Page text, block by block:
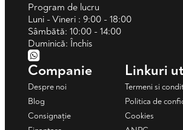
Program de lucru
Luni - Vineri : 9:00 - 18:00
Sâmbătă: 10:00 - 14:00
Duminică: Închis
Companie
Despre noi
Blog
Consignație
Linkuri
Termeni si
Politica de
Cookies